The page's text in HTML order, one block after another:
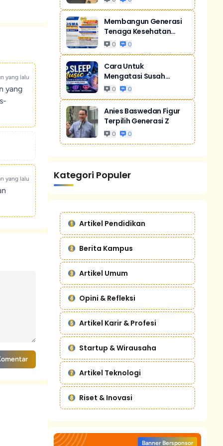
yang lalu
yang
yang lalu
Membangun Generasi
Tenaga Kesehatan
Unggul Dan Men...
0 0
Cara Untuk
Mengatasi Susah
Tidur Akibat Stres
0 0
Anies Baswedan Figur
Terpilih Generasi Z
0 0
Kategori Populer
Artikel Pendidikan
Berita Kampus
Artikel Umum
Opini & Refleksi
Artikel Karir & Profesi
Startup & Wirausaha
Artikel Teknologi
Riset & Inovasi
Banner Bersponsor